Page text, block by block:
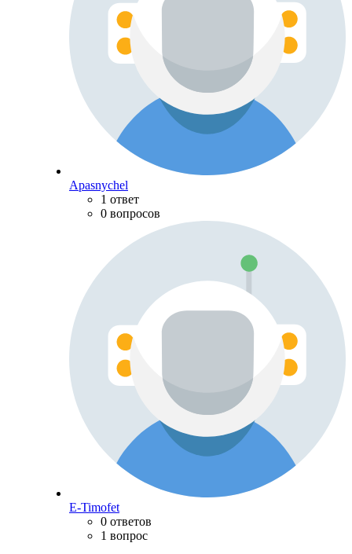
Apasnychel
1 ответ
0 вопросов
E-Timofet
0 ответов
1 вопрос